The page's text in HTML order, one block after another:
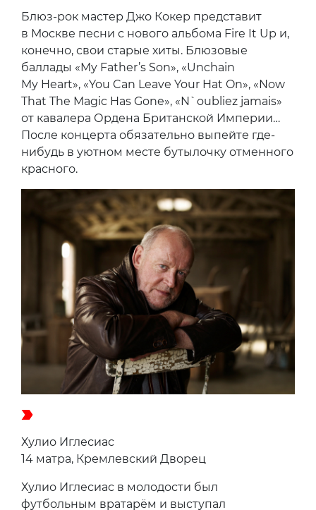
Блюз-рок мастер Джо Кокер представит
в Москве песни с нового альбома Fire It Up и,
конечно, свои старые хиты. Блюзовые
баллады «My Father’s Son», «Unchain
My Heart», «You Can Leave Your Hat On», «Now
That The Magic Has Gone», «N`oubliez jamais»
от кавалера Ордена Британской Империи…
После концерта обязательно выпейте где-
нибудь в уютном месте бутылочку отменного
красного.
Хулио Иглесиас
14 матра, Кремлевский Дворец
Хулио Иглесиас в молодости был
футбольным вратарём и выступал